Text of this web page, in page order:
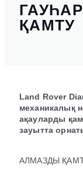
ҚАМТУ
Land Rover
механикалық
ақауларды
зауытта
АЛМАЗДЫ